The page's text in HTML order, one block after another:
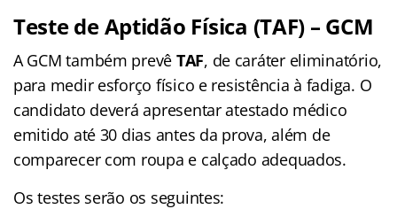
Teste de Aptidão Física (TAF) – GCM
A GCM também prevê TAF, de caráter eliminatório,
para medir esforço físico e resistência à fadiga. O
candidato deverá apresentar atestado médico
emitido até 30 dias antes da prova, além de
comparecer com roupa e calçado adequados.
Os testes serão os seguintes: